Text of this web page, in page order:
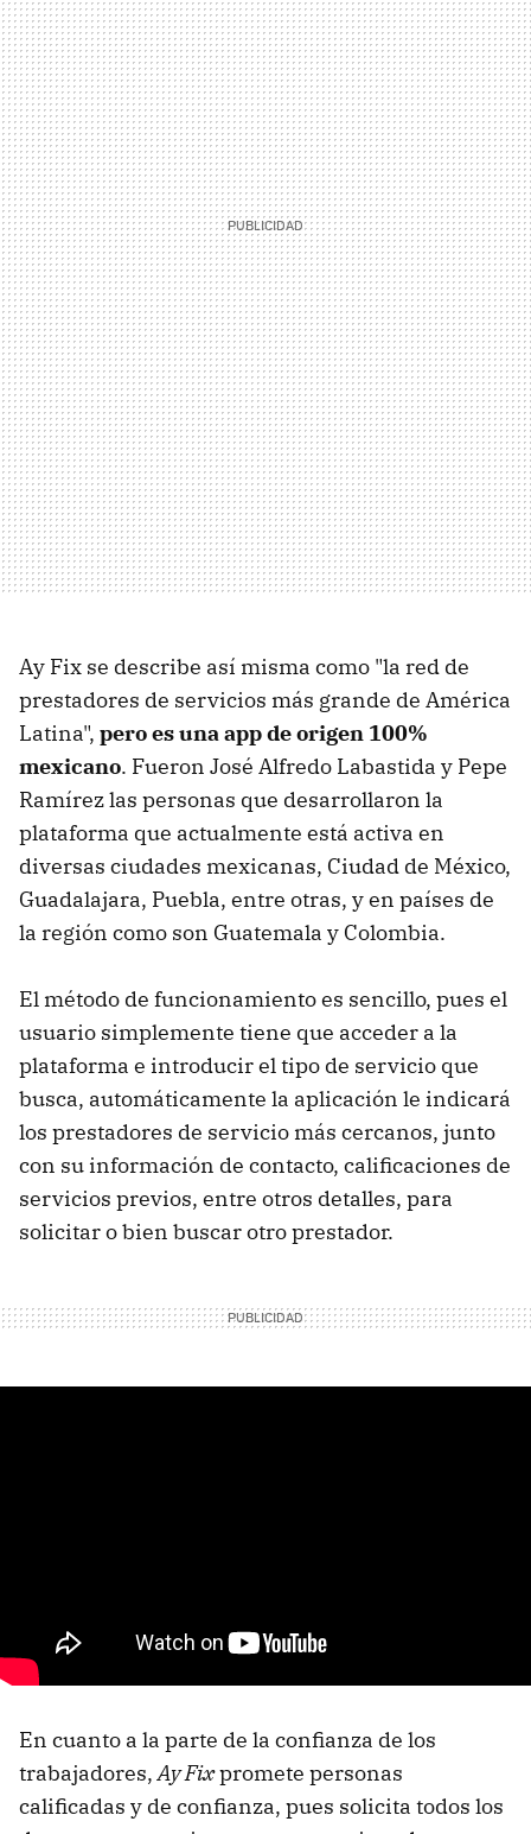
Ay Fix se describe así misma como "la red de
prestadores de servicios más grande de América
Latina", pero es una app de origen 100%
mexicano. Fueron José Alfredo Labastida y Pepe
Ramírez las personas que desarrollaron la
plataforma que actualmente está activa en
diversas ciudades mexicanas, Ciudad de México,
Guadalajara, Puebla, entre otras, y en países de
la región como son Guatemala y Colombia.
El método de funcionamiento es sencillo, pues el
usuario simplemente tiene que acceder a la
plataforma e introducir el tipo de servicio que
busca, automáticamente la aplicación le indicará
los prestadores de servicio más cercanos, junto
con su información de contacto, calificaciones de
servicios previos, entre otros detalles, para
solicitar o bien buscar otro prestador.
En cuanto a la parte de la confianza de los
trabajadores,Ay Fixpromete personas
calificadas y de confianza, pues solicita todos los